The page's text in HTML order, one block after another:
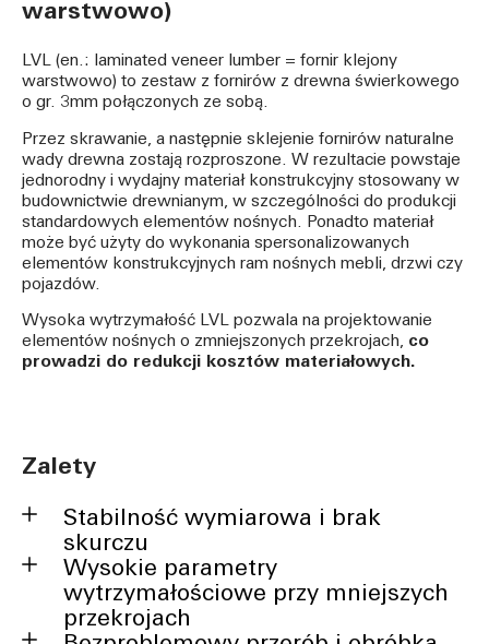
warstwowo)
LVL (en.: laminated veneer lumber = fornir klejony
warstwowo) to zestaw z fornirów z drewna świerkowego
o gr. 3mm połączonych ze sobą.
Przez skrawanie, a następnie sklejenie fornirów naturalne
wady drewna zostają rozproszone. W rezultacie powstaje
jednorodny i wydajny materiał konstrukcyjny stosowany w
budownictwie drewnianym, w szczególności do produkcji
standardowych elementów nośnych. Ponadto materiał
może być użyty do wykonania spersonalizowanych
elementów konstrukcyjnych ram nośnych mebli, drzwi czy
pojazdów.
Wysoka wytrzymałość LVL pozwala na projektowanie
elementów nośnych o zmniejszonych przekrojach, co
prowadzi do redukcji kosztów materiałowych.
Zalety
Stabilność wymiarowa i brak
skurczu
Wysokie parametry
wytrzymałościowe przy mniejszych
przekrojach